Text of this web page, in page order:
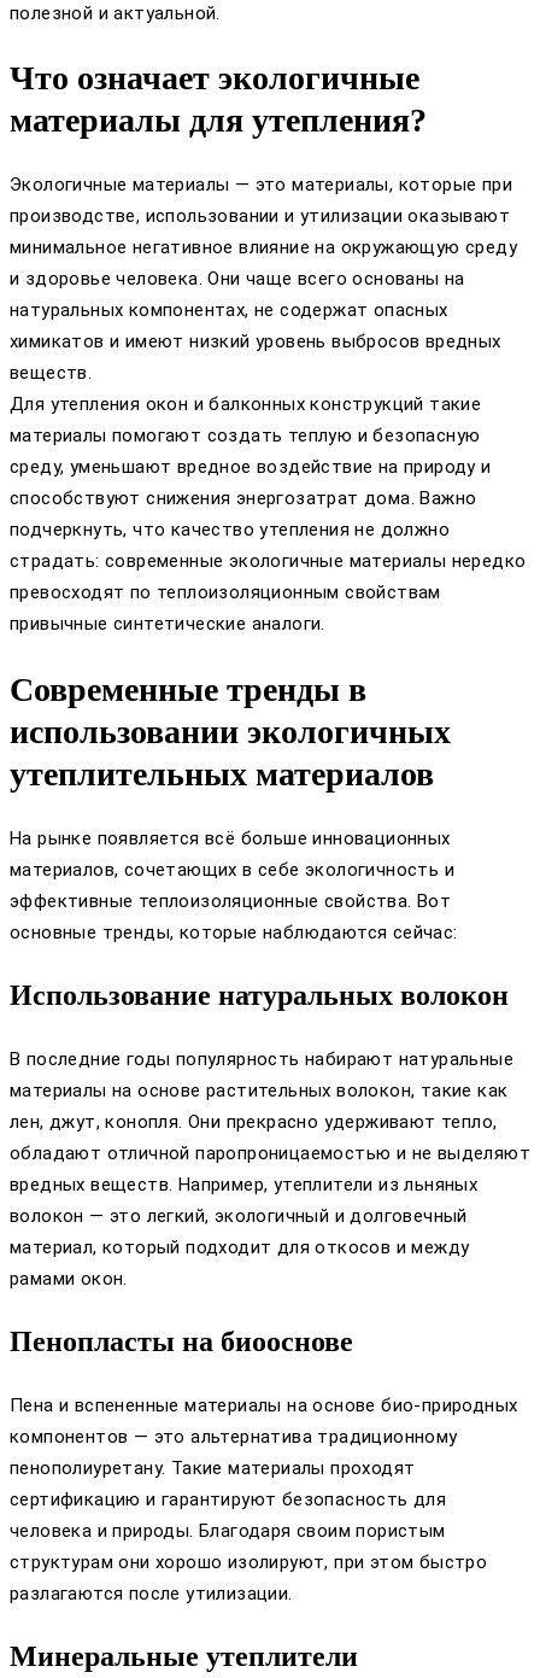
полезной и актуальной.
Что означает экологичные
материалы для утепления?
Экологичные материалы — это материалы, которые при
производстве, использовании и утилизации оказывают
минимальное негативное влияние на окружающую среду
и здоровье человека. Они чаще всего основаны на
натуральных компонентах, не содержат опасных
химикатов и имеют низкий уровень выбросов вредных
веществ.
Для утепления окон и балконных конструкций такие
материалы помогают создать теплую и безопасную
среду, уменьшают вредное воздействие на природу и
способствуют снижения энергозатрат дома. Важно
подчеркнуть, что качество утепления не должно
страдать: современные экологичные материалы нередко
превосходят по теплоизоляционным свойствам
привычные синтетические аналоги.
Современные тренды в
использовании экологичных
утеплительных материалов
На рынке появляется всё больше инновационных
материалов, сочетающих в себе экологичность и
эффективные теплоизоляционные свойства. Вот
основные тренды, которые наблюдаются сейчас:
Использование натуральных волокон
В последние годы популярность набирают натуральные
материалы на основе растительных волокон, такие как
лен, джут, конопля. Они прекрасно удерживают тепло,
обладают отличной паропроницаемостью и не выделяют
вредных веществ. Например, утеплители из льняных
волокон — это легкий, экологичный и долговечный
материал, который подходит для откосов и между
рамами окон.
Пенопласты на биооснове
Пена и вспененные материалы на основе био-природных
компонентов — это альтернатива традиционному
пенополиуретану. Такие материалы проходят
сертификацию и гарантируют безопасность для
человека и природы. Благодаря своим пористым
структурам они хорошо изолируют, при этом быстро
разлагаются после утилизации.
Минеральные утеплители